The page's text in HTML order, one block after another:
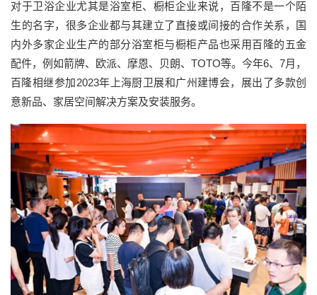
对于卫浴企业尤其是浴室柜、橱柜企业来说，百隆不是一个陌
生的名字，很多企业都与其建立了直接或间接的合作关系，国
内外多家企业生产的部分浴室柜与橱柜产品也采用百隆的五金
配件，例如箭牌、欧派、摩恩、贝朗、TOTO等。今年6、7月，
百隆相继参加2023年上海厨卫展和广州建博会，展出了多款创
意新品、家居空间解决方案及安装服务。